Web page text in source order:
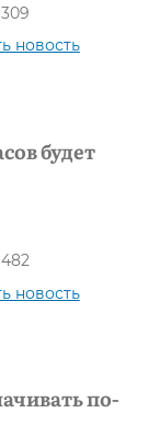
309
новость
будет
482
новость
по-